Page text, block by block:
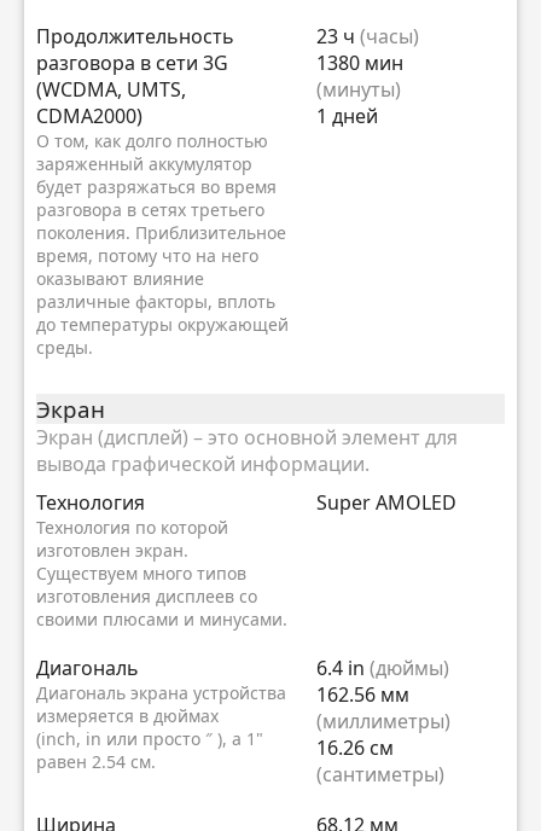
Продолжительность
разговора в сети 3G
(WCDMA, UMTS,
CDMA2000)
О том, как долго полностью
заряженный аккумулятор
будет разряжаться во время
разговора в сетях третьего
поколения. Приблизительное
время, потому что на него
оказывают влияние
различные факторы, вплоть
до температуры окружающей
среды.
23 ч (часы)
1380 мин
(минуты)
1 дней
Экран
Экран (дисплей) – это основной элемент для
вывода графической информации.
Технология
Технология по которой
изготовлен экран.
Существуем много типов
изготовления дисплеев со
своими плюсами и минусами.
Super AMOLED
Диагональ
Диагональ экрана устройства
измеряется в дюймах
(inch, in или просто ″ ), а 1"
равен 2.54 см.
6.4 in (дюймы)
162.56 мм
(миллиметры)
16.26 см
(сантиметры)
Ширина
68.12 мм